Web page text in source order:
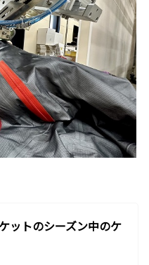
ットのシーズン中のケ